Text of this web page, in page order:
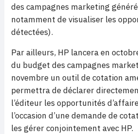
des campagnes marketing
notamment de visualiser les
détectées).
Par ailleurs, HP lancera en
du budget des campagnes
novembre un outil de cotation
permettra de déclarer
l’éditeur les opportunités
l’occasion d’une demande de
les gérer conjointement avec HP.